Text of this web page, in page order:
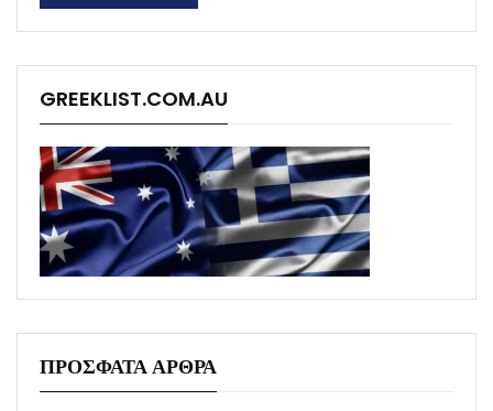
GREEKLIST.COM.AU
ΠΡΟΣΦΑΤΑ ΑΡΘΡΑ